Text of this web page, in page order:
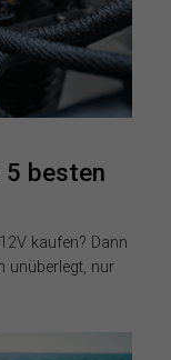
5 besten
kaufen? Dann
unüberlegt, nur